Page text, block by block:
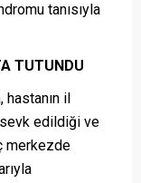
tanısıyla
TUTUNDU
hastanın il
sevk edildiği ve
merkezde